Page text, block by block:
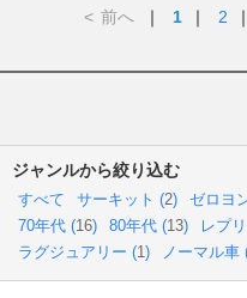
< 前へ ｜ 1 ｜ 2 ｜
ジャンルから絞り込む
すべて サーキット (2) ゼロヨ
70年代 (16) 80年代 (13) レプ
ラグジュアリー (1) ノーマル車